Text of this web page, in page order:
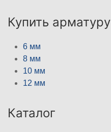
Купить арматуру
6 мм
8 мм
10 мм
12 мм
Каталог